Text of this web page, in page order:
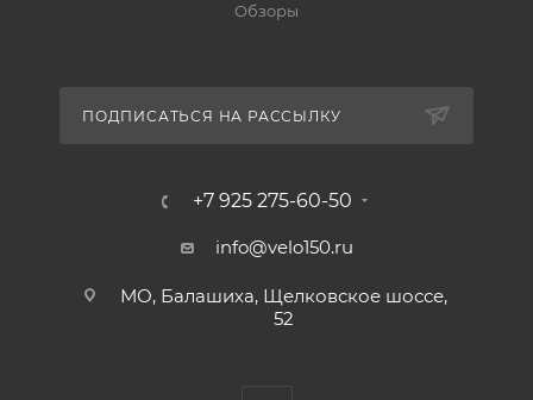
Обзоры
ПОДПИСАТЬСЯ НА РАССЫЛКУ
+7 925 275-60-50
info@velo150.ru
МО, Балашиха, Щелковское шоссе,
52